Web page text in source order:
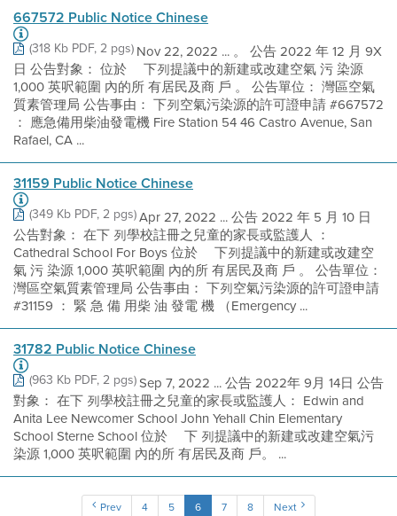
667572 Public Notice Chinese
(318 Kb PDF, 2 pgs)Nov 22, 2022 ... 。 公告 2022 年 12 月 9X
日 公告對象： 位於 離下列提議中的新建或改建空氣 污 染源
1,000 英呎範圍 內的所 有居民及商 戶 。 公告單位： 灣區空氣
質素管理局 公告事由： 下列空氣污染源的許可證申請 #667572
： 應急備用柴油發電機 Fire Station 54 46 Castro Avenue, San
Rafael, CA ...
31159 Public Notice Chinese
(349 Kb PDF, 2 pgs)Apr 27, 2022 ... 公告 2022 年 5 月 10 日
公告對象： 在下 列學校註冊之兒童的家長或監護人 ：
Cathedral School For Boys 位於 離下列提議中的新建或改建空
氣 污 染源 1,000 英呎範圍 內的所 有居民及商 戶 。 公告單位：
灣區空氣質素管理局 公告事由： 下列空氣污染源的許可證申請
#31159 ： 緊 急 備 用柴 油 發電 機 （Emergency ...
31782 Public Notice Chinese
(963 Kb PDF, 2 pgs)Sep 7, 2022 ... 公告 2022年 9月 14日 公告
對象： 在下 列學校註冊之兒童的家長或監護人： Edwin and
Anita Lee Newcomer School John Yehall Chin Elementary
School Sterne School 位於 離下 列提議中的新建或改建空氣污
染源 1,000 英呎範圍 內的所 有居民及商 戶。 ...
Prev 4 5 6 7 8 Next